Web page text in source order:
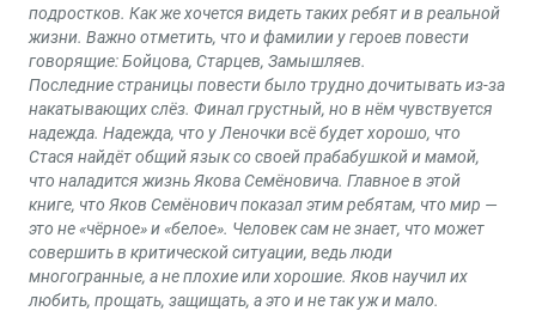
подростков. Как же хочется видеть таких ребят и в реальной
жизни. Важно отметить, что и фамилии у героев повести
говорящие: Бойцова, Старцев, Замышляев.
Последние страницы повести было трудно дочитывать из-за
накатывающих слёз. Финал грустный, но в нём чувствуется
надежда. Надежда, что у Леночки всё будет хорошо, что
Стася найдёт общий язык со своей прабабушкой и мамой,
что наладится жизнь Якова Семёновича. Главное в этой
книге, что Яков Семёнович показал этим ребятам, что мир —
это не «чёрное» и «белое». Человек сам не знает, что может
совершить в критической ситуации, ведь люди
многогранные, а не плохие или хорошие. Яков научил их
любить, прощать, защищать, а это и не так уж и мало.